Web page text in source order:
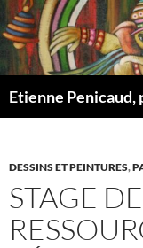
Aller
au
contenu
DESSINS ET PEINTURES,
STAGE